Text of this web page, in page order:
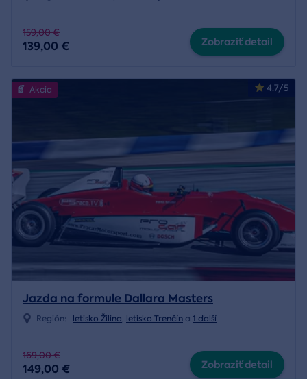
159,00 €
139,00 € Zobraziť detail
4.7/5
Akcia
Jazda na formule Dallara Masters
Región: letisko Žilina, letisko Trenčín a 1 ďalší
169,00 €
149,00 € Zobraziť detail